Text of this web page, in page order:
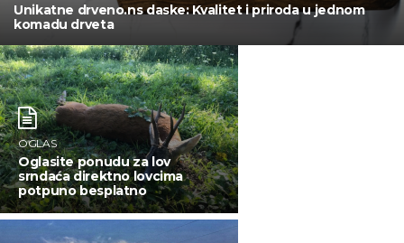
Unikatne drveno.ns daske: Kvalitet i priroda u jednom
komadu drveta
OGLAS
Oglasite ponudu za lov
srndaća direktno lovcima
potpuno besplatno